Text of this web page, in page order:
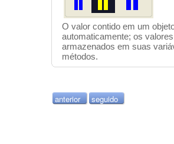
O valor contido em um
automaticamente; os
armazenados em suas
métodos.
anterior seguido